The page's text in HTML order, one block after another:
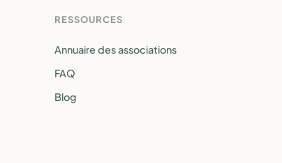
RESSOURCES
Annuaire des associations
FAQ
Blog